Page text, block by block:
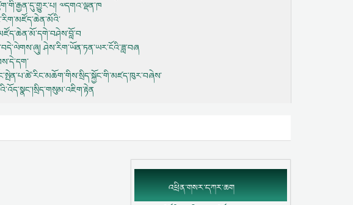
༧དགའ་ལྡན་ཁ
ཤེས་རིག་ཡོན་ཏན་ཡར་ངོའི་ཟླ་བཞ
འཕྲིན་གསར་དཀར་ཆག